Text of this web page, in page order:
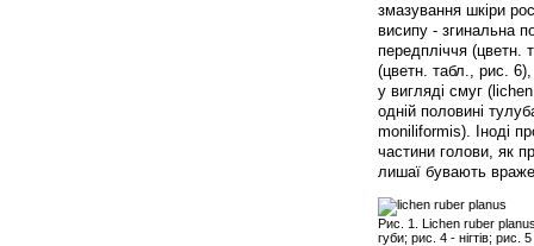
змазування шкіри
висипу - згинальна
передпліччя (цветн.
(цветн. табл., рис. 6),
у вигляді смуг
одній половині
moniliformis). Іноді
частини голови, як
лишаї бувають
Рис. 1. Lichen ruber
губи; рис. 4 - нігтів; рис.